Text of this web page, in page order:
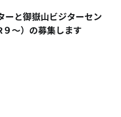
ーと御嶽山ビジターセン
～）の募集します